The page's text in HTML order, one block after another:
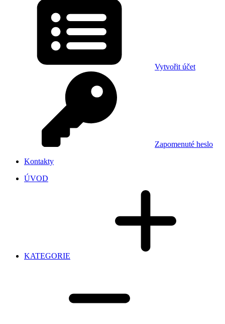
Vytvořit účet
Zapomenuté heslo
Kontakty
ÚVOD
KATEGORIE